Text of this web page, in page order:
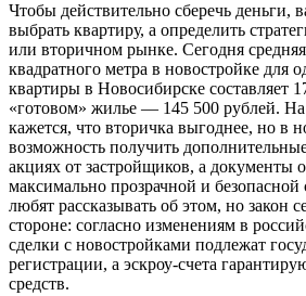
Чтобы действительно сберечь деньги,
выбрать квартиру, а определить
или вторичном рынке. Сегодня
квадратного метра в новостройке для
квартиры в Новосибирске составляет
«готовом» жилье — 145 500 рублей. На
кажется, что вторичка выгоднее, но в
возможность получить
акциях от застройщиков, а документы
максимально прозрачной и
любят рассказывать об этом, но закон
стороне: согласно изменениям в
сделки с новостройками подлежат
регистрации, а эскроу-счета
средств.